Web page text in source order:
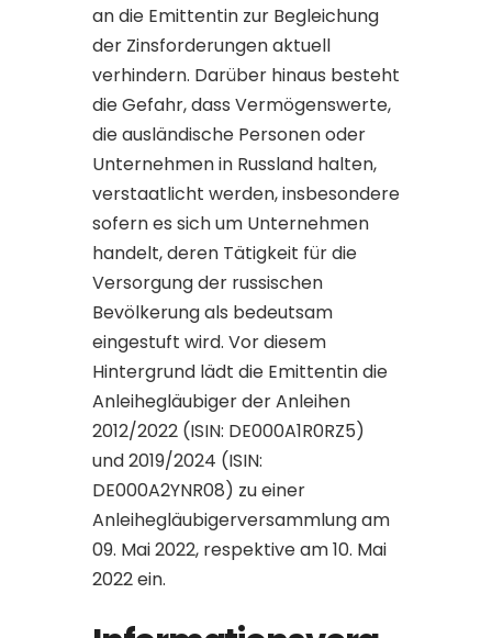
an die Emittentin zur Begleichung
der Zinsforderungen aktuell
verhindern. Darüber hinaus besteht
die Gefahr, dass Vermögenswerte,
die ausländische Personen oder
Unternehmen in Russland halten,
verstaatlicht werden, insbesondere
sofern es sich um Unternehmen
handelt, deren Tätigkeit für die
Versorgung der russischen
Bevölkerung als bedeutsam
eingestuft wird. Vor diesem
Hintergrund lädt die Emittentin die
Anleihegläubiger der Anleihen
2012/2022 (ISIN: DE000A1R0RZ5)
und 2019/2024 (ISIN:
DE000A2YNR08) zu einer
Anleihegläubigerversammlung am
09. Mai 2022, respektive am 10. Mai
2022 ein.